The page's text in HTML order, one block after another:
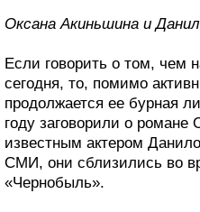
Оксана Акиньшина и
Если говорить о том, чем
сегодня, то, помимо
продолжается ее бурная
году заговорили о
известным актером
СМИ, они сблизились во
«Чернобыль».